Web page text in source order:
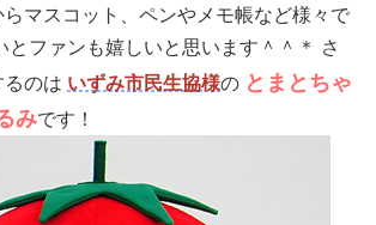
マスコット、ペンやメモ帳など様々で
とファンも嬉しいと思います＾＾＊ さ
のは いずみ市民生協様の とまとちゃ
みです！